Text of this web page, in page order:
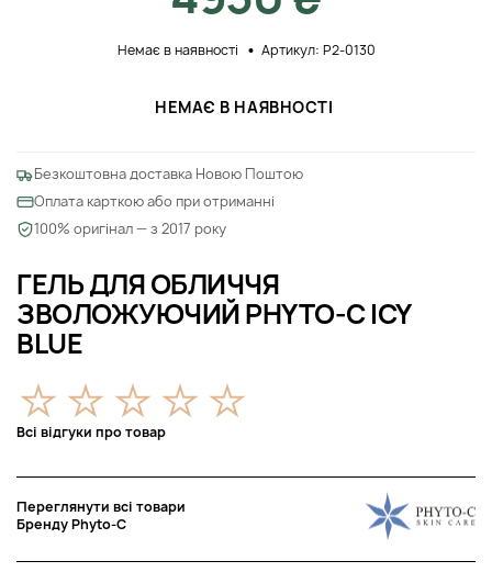
ГЕЛЬ ДЛЯ ОБЛИЧЧЯ
ЗВОЛОЖУЮЧИЙ PHYTO-C ICY
BLUE
Всі відгуки про товар
Переглянути всі товари
Бренду Phyto-C
Немає в наявності Артикул: Р2-0130
НЕМАЄ В НАЯВНОСТІ
Безкоштовна доставка Новою Поштою
Оплата карткою або при отриманні
100% оригінал — з 2017 року